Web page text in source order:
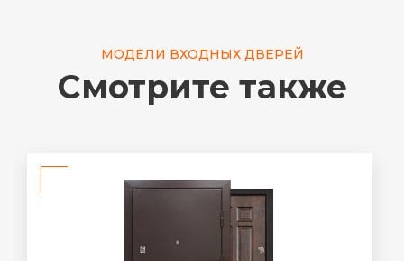
МОДЕЛИ ВХОДНЫХ ДВЕРЕЙ
Смотрите также